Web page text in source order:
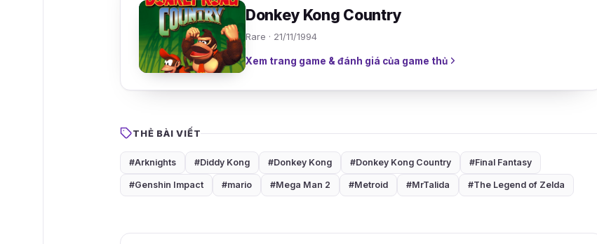
Donkey Kong Country
Rare · 21/11/1994
Xem trang game & đánh giá của game thủ
THẺ BÀI VIẾT
#Arknights #Diddy Kong #Donkey Kong #Donkey Kong Country #Final Fantasy
#Genshin Impact #mario #Mega Man 2 #Metroid #MrTalida #The Legend of Zelda